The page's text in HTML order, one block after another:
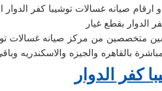
صيانه غسالات توشيبا كفر الدوار
متخصصين من مركز صيانه غسالات
كفر الدوار